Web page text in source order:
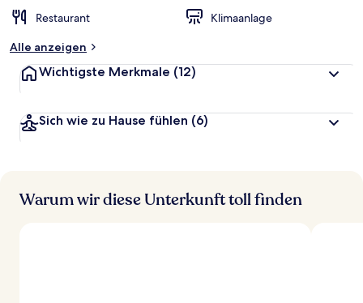
Restaurant
Klimaanlage
Alle anzeigen
Wichtigste Merkmale (12)
Sich wie zu Hause fühlen (6)
Warum wir diese Unterkunft toll finden